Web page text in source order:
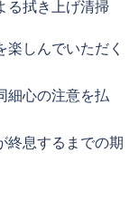
る拭き上げ清掃
しんでいただく
細心の注意を払
終息するまでの期